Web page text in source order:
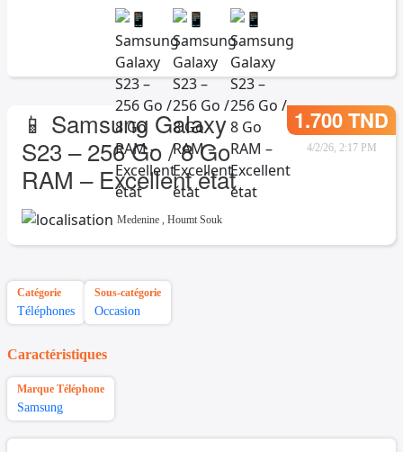
📱 Samsung Galaxy
S23 – 256 Go / 8 Go
RAM – Excellent état
1.700 TND
4/2/26, 2:17 PM
Medenine , Houmt Souk
Catégorie
Téléphones
Sous-catégorie
Occasion
Caractéristiques
Marque Téléphone
Samsung